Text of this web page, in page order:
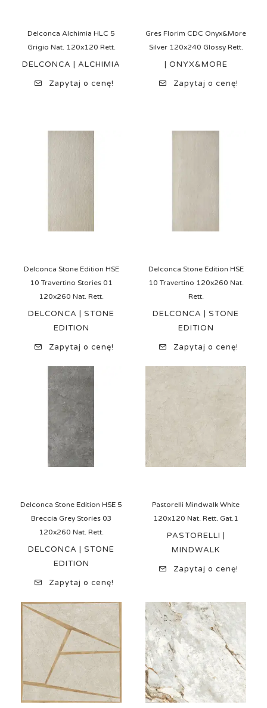
Delconca Alchimia HLC 5
Grigio Nat. 120x120 Rett.
DELCONCA | ALCHIMIA
Zapytaj o cenę!
Gres Florim CDC Onyx&More
Silver 120x240 Glossy Rett.
| ONYX&MORE
Zapytaj o cenę!
Delconca Stone Edition HSE
10 Travertino Stories 01
120x260 Nat. Rett.
DELCONCA | STONE
EDITION
Zapytaj o cenę!
Delconca Stone Edition HSE
10 Travertino 120x260 Nat.
Rett.
DELCONCA | STONE
EDITION
Zapytaj o cenę!
Delconca Stone Edition HSE 5
Breccia Grey Stories 03
120x260 Nat. Rett.
DELCONCA | STONE
EDITION
Zapytaj o cenę!
Pastorelli Mindwalk White
120x120 Nat. Rett. Gat.1
PASTORELLI |
MINDWALK
Zapytaj o cenę!